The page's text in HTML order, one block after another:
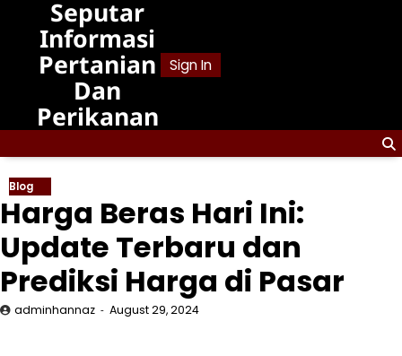
content
Seputar
Informasi
Pertanian
Dan
Perikanan
Sign In
Blog
Harga Beras Hari Ini:
Update Terbaru dan
Prediksi Harga di Pasar
adminhannaz August 29, 2024